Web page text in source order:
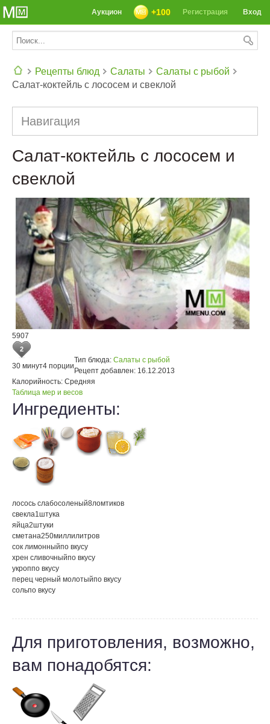
Вход
Регистрация
+100
Аукцион
Рецепты блюд Салаты
Салаты с рыбой
Салат-коктейль с лососем и свеклой
Навигация
Салат-коктейль с лососем и
свеклой
5907
2
30 минут4 порции
Тип блюда: Салаты с рыбой
Рецепт добавлен: 16.12.2013
Калорийность: Средняя
Таблица мер и весов
Ингредиенты:
лосось слабосоленый8ломтиков
свекла1 штука
яйца2штуки
сметана250миллилитров
сок лимонныйпо вкусу
хрен сливочныйпо вкусу
укроппо вкусу
перец черный молотыйпо вкусу
сольпо вкусу
Для приготовления, возможно,
вам понадобятся: